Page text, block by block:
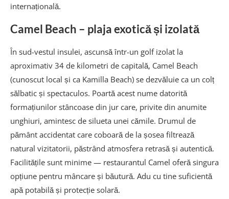
internațională.
Camel Beach – plaja exotică și izolată
În sud-vestul insulei, ascunsă într-un golf izolat la
aproximativ 34 de kilometri de capitală, Camel Beach
(cunoscut local și ca Kamilla Beach) se dezvăluie ca un colț
sălbatic și spectaculos. Poartă acest nume datorită
formațiunilor stâncoase din jur care, privite din anumite
unghiuri, amintesc de silueta unei cămile. Drumul de
pământ accidentat care coboară de la șosea filtrează
natural vizitatorii, păstrând atmosfera retrasă și autentică.
Facilitățile sunt minime — restaurantul Camel oferă singura
opțiune pentru mâncare și băutură. Adu cu tine suficientă
apă potabilă și protecție solară.